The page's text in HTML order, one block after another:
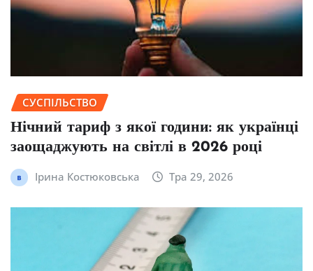
СУСПІЛЬСТВО
Нічний тариф з якої години: як українці
заощаджують на світлі в 2026 році
Ірина Костюковська Тра 29, 2026